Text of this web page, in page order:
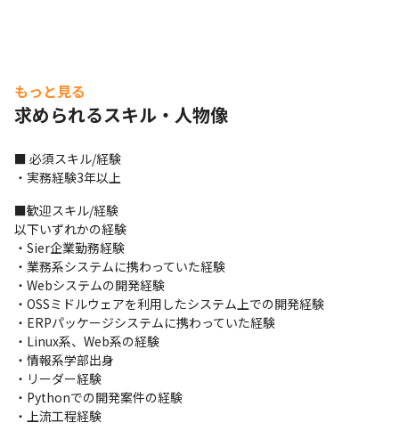
もっと見る
求められるスキル・人物像
■ 必須スキル/経験
・実務経験3年以上
■歓迎スキル/経験
以下いずれかの経験
・Sier企業勤務経験
・業務系システムに携わっていた経験
・Webシステムの開発経験
・OSSミドルウェアを利用したシステム上での開発経験
・ERPパッケージシステムに携わっていた経験
・Linux系、Web系の経験
・情報系学部出身
・リーダー経験
・Pythonでの開発案件の経験
・上流工程経験